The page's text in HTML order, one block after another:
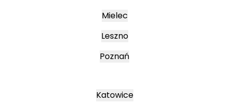
Mielec
Leszno
Poznań
Katowice